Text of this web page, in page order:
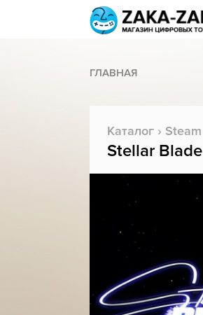
ГЛАВНАЯ
Каталог › Steam
Stellar Blade